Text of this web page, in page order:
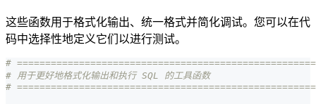
这些函数用于格式化输出、统一格式并简化调试。您可以在代
码中选择性地定义它们以进行测试。
#
# 用于更好地格式化输出和执行 SQL 的工具函数
#